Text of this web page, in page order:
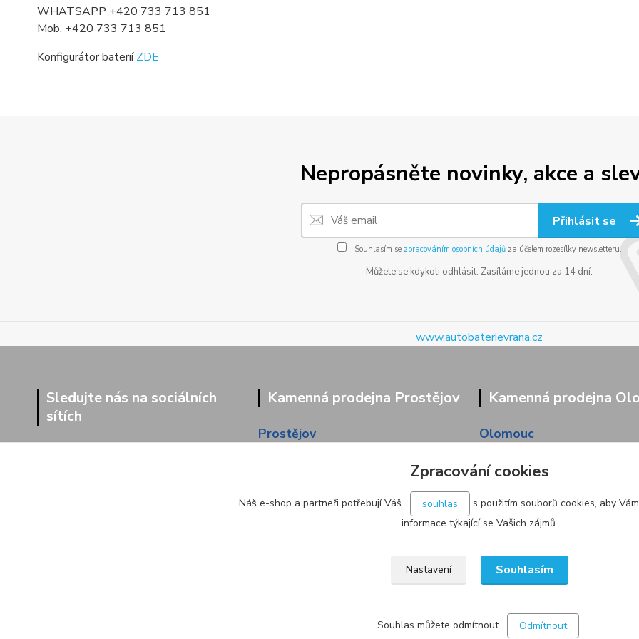
WHATSAPP +420 733 713 851
Mob. +420 733 713 851
Konfigurátor bateriíZDE
Nepropásněte novinky, akce a
Přihlásit se
Souhlasím se zpracováním osobních údajůza účelem rozesílky newsletteru.
Můžete se kdykoli odhlásit. Zasíláme jednou za 14 dní.
www.autobaterievrana.cz
Sledujte nás na sociálních
sítích
Kamenná prodejna Prostějov
Prostějov
Kamenná prodejna
Olomouc
Zpracování cookies
Náš e-shop a partneři potřebují Váš souhlas
s použitím souborů cookies, aby
informace týkající se Vašich zájmů.
Nastavení Souhlasím
Souhlas můžete odmítnout Odmítnout .